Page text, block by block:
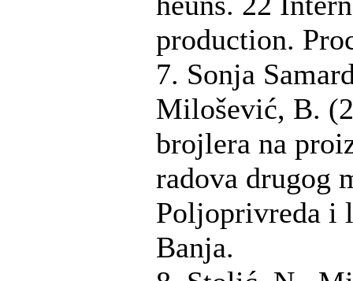
production.
7. Sonja
Milošević, B.
brojlera na
radova drugog
Poljoprivreda i
Banja.